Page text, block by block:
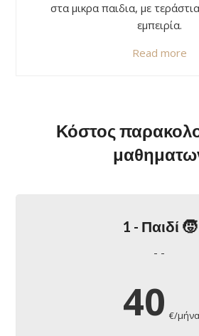
στα μικρα παιδια, με
εμπειρία.
Read more
Κόστος
1 - Παιδί 🧒
- -
40 €/μήνα